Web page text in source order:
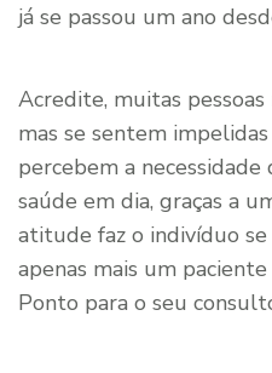
já se passou um ano
Acredite, muitas pessoas
mas se sentem
percebem a
saúde em dia, graças a
atitude faz o indivíduo
apenas mais um
Ponto para o seu